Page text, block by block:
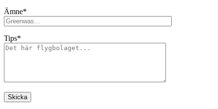
Ämne*
Tips*
Lämna detta fält tomt.